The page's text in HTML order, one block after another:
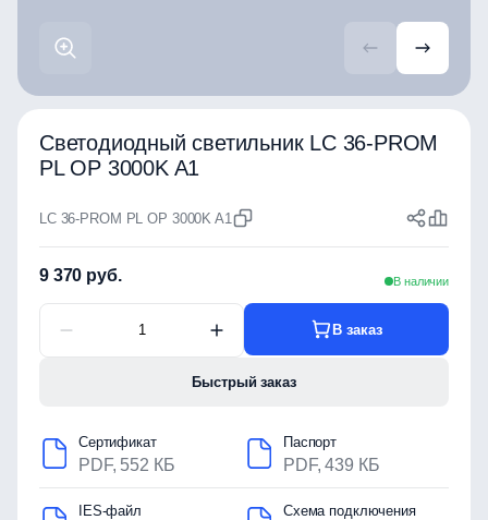
Светодиодный светильник LC 36-PROM
PL OP 3000K A1
LC 36-PROM PL OP 3000K A1
9 370 руб. В наличии
В заказ
Быстрый заказ
Сертификат
PDF, 552 КБ
Паспорт
PDF, 439 КБ
IES-файл Схема подключения